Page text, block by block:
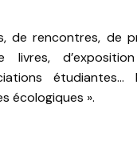
de rencontres, de
écologiques ».